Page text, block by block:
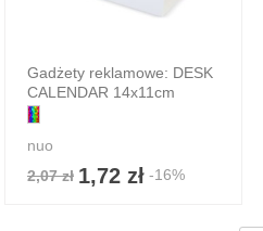
Gadżety reklamowe: DESK
CALENDAR 14x11cm
nuo
2,07 zł 1,72 zł -16%